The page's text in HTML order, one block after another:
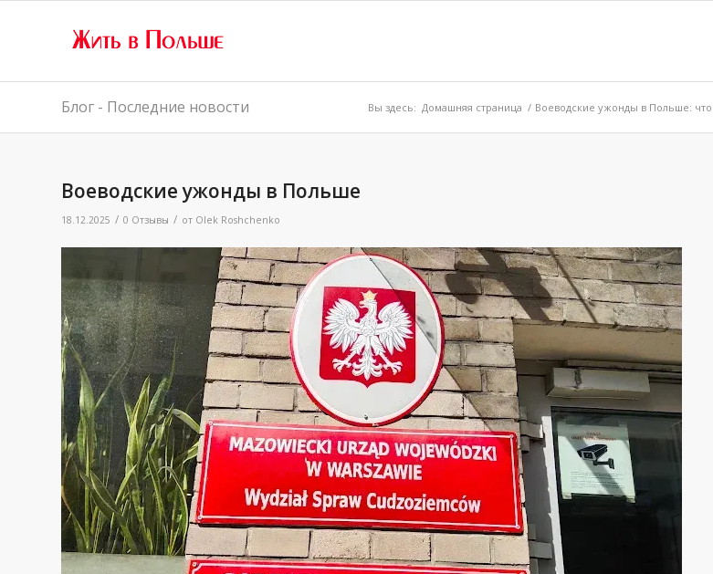
Блог - Последние новости Вы здесь: Домашняя страница / Воеводские ужонды в Польше: что
Воеводские ужонды в Польше
18.12.2025 / 0 Отзывы / от Olek Roshchenko